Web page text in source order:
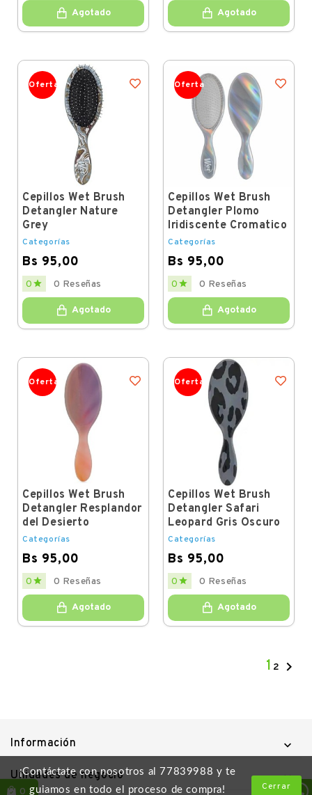
0
Agotado Agotado
Oferta
Cepillos Wet Brush
Detangler Nature
Grey
Categorías
Bs 95,00
Price
0  0 Reseñas
Agotado
Oferta
Cepillos Wet Brush
Detangler Plomo
Iridiscente Cromatico
Categorías
Bs 95,00
Price
0  0 Reseñas
Agotado
Oferta
Cepillos Wet Brush
Detangler Resplandor
del Desierto
Categorías
Bs 95,00
Price
0  0 Reseñas
Agotado
Oferta
Cepillos Wet Brush
Detangler Safari
Leopard Gris Oscuro
Categorías
Bs 95,00
Price
0  0 Reseñas
Agotado
1 2 
¡Contáctate con nosotros al 77839988 y te
guiamos en todo el proceso de compra!
Cerrar
Información 
Unidades de negocio 